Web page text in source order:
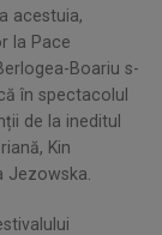
acestuia,
la Pace
Boariu s-
în spectacolul
de la ineditul
Kin
Jezowska.